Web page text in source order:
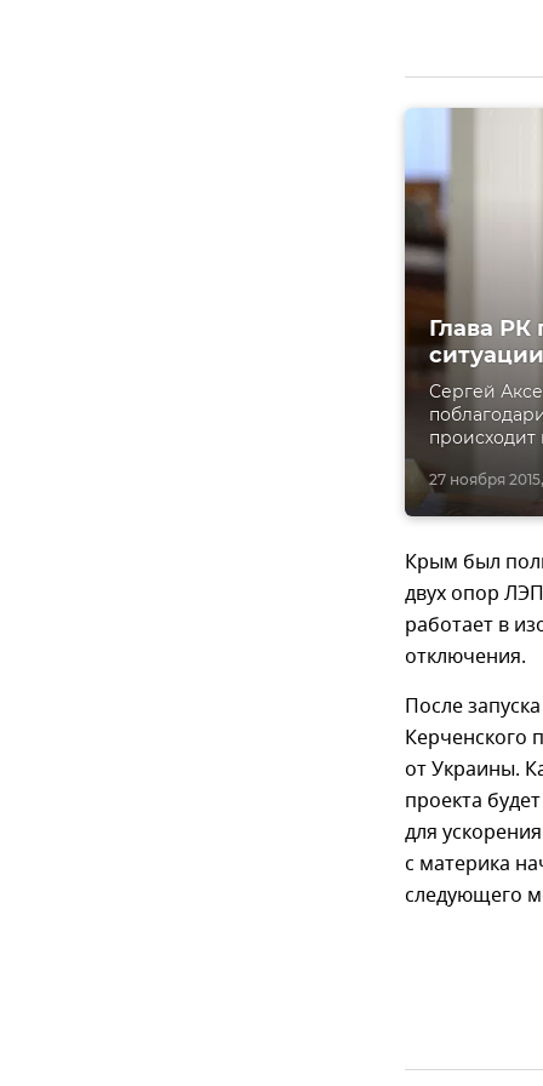
27 ноября
Глава
Сергей
Крым был
двух опор
работает в
отключения.
После
Керченского
от Украины.
проекта
для
с материка
следующего